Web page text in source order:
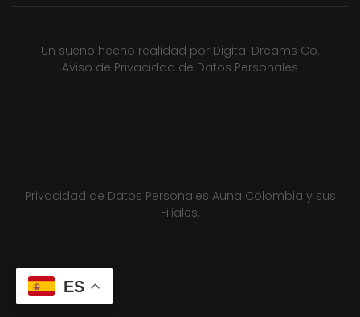
Un sueño hecho realidad por Digital Dreams Co.
Aviso de Privacidad de Datos Personales
Privacidad de Datos Personales Auna Colombia y sus
Filiales.
ES